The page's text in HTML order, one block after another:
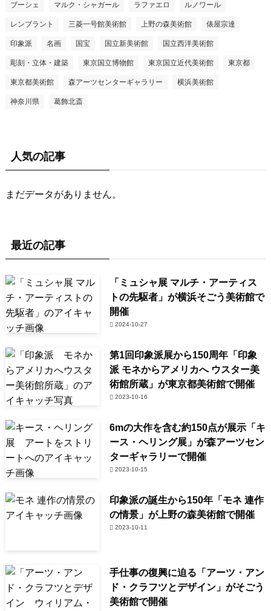
ブーシェ マルク・シャガール ラファエロ ルノワール
レンブラント 三菱一号館美術館 上野の森美術館 俵屋宗達
印象派 名画 国宝 国立新美術館 国立西洋美術館
彫刻・立体・建築 東京国立博物館 東京国立近代美術館 東京都
東京都美術館 森アーツセンターギャラリー 横浜美術館
神奈川県 葛飾北斎
人気の記事
まだデータがありません。
最近の記事
「ミュシャ展 マルチ・アーティス
トの先駆者」が横浜そごう美術館で
開催
2024-10-27
第1回印象派展から150周年「印象
派 モネからアメリカへ ウスター美
術館所蔵」が東京都美術館で開催
2023-10-16
6mの大作を含む約150点が展示「キ
ース・ヘリング展」が森アーツセン
ターギャラリーで開催
2023-10-15
印象派の誕生から150年「モネ 連作
の情景」が上野の森美術館で開催
2023-10-11
手仕事の復興に迫る「アーツ・アン
ド・クラフツとデザイン」がそごう
美術館で開催